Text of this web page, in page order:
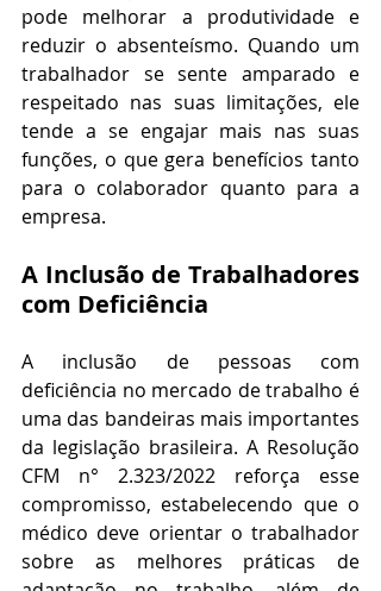
pode melhorar a produtividade e
reduzir o absenteísmo. Quando um
trabalhador se sente amparado e
respeitado nas suas limitações, ele
tende a se engajar mais nas suas
funções, o que gera benefícios tanto
para o colaborador quanto para a
empresa.
A Inclusão de Trabalhadores
com Deficiência
A inclusão de pessoas com
deficiência no mercado de trabalho é
uma das bandeiras mais importantes
da legislação brasileira. A Resolução
CFM n° 2.323/2022 reforça esse
compromisso, estabelecendo que o
médico deve orientar o trabalhador
sobre as melhores práticas de